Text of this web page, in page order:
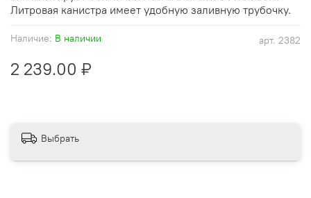
арт. 2382
Наличие: В наличии
2 239.00 ₽
Литровая канистра имеет удобную заливную трубочку.
Выбрать